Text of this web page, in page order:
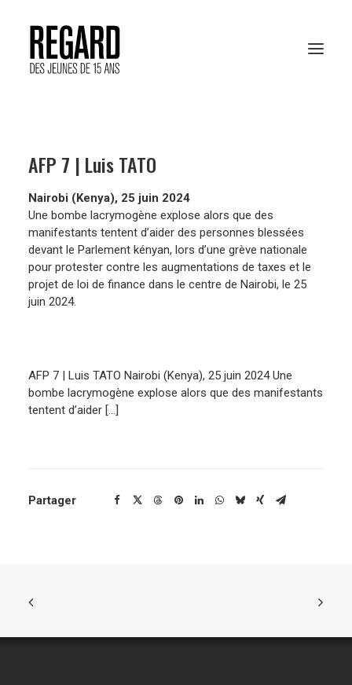
RESSOURCES PÉDAGOGIQUES
ARCHIVES
RENCONTRES AFP
VOTER EN LIGNE
ENGLISH
AFP 7 | Luis TATO
Nairobi (Kenya), 25 juin 2024
Une bombe lacrymogène explose alors que des
manifestants tentent d’aider des personnes blessées
devant le Parlement kényan, lors d’une grève nationale
pour protester contre les augmentations de taxes et le
projet de loi de finance dans le centre de Nairobi, le 25
juin 2024.
AFP 7 | Luis TATO Nairobi (Kenya), 25 juin 2024 Une
bombe lacrymogène explose alors que des manifestants
tentent d’aider […]
Partager